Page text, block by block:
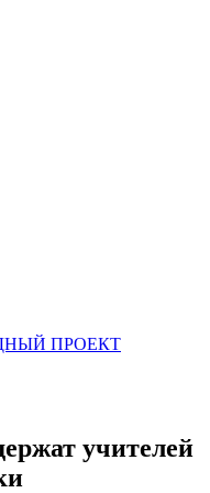
ПРОЕКТ
учителей